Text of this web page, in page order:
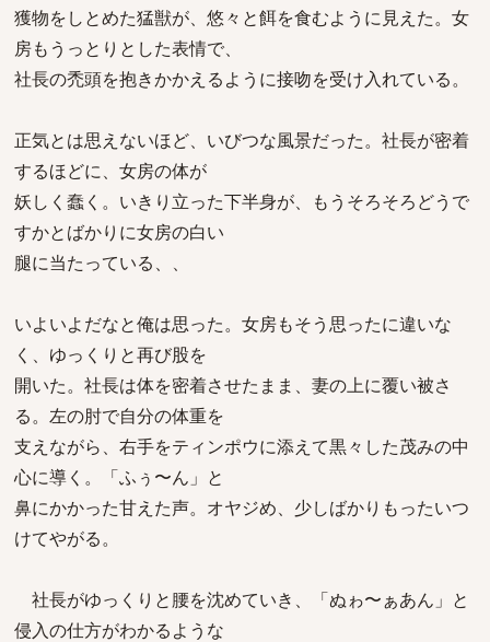
獲物をしとめた猛獣が、悠々と餌を食むように見えた。女
房もうっとりとした表情で、
社長の禿頭を抱きかかえるように接吻を受け入れている。
正気とは思えないほど、いびつな風景だった。社長が密着
するほどに、女房の体が
妖しく蠢く。いきり立った下半身が、もうそろそろどうで
すかとばかりに女房の白い
腿に当たっている、、
いよいよだなと俺は思った。女房もそう思ったに違いな
く、ゆっくりと再び股を
開いた。社長は体を密着させたまま、妻の上に覆い被さ
る。左の肘で自分の体重を
支えながら、右手をティンポウに添えて黒々した茂みの中
心に導く。「ふぅ〜ん」と
鼻にかかった甘えた声。オヤジめ、少しばかりもったいつ
けてやがる。
社長がゆっくりと腰を沈めていき、「ぬゎ〜ぁあん」と
侵入の仕方がわかるような